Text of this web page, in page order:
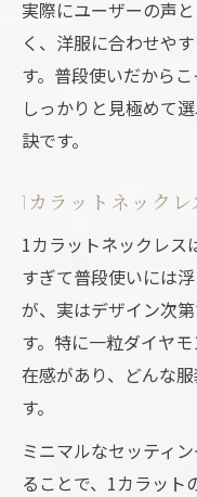
実際にユーザーの声
く、洋服に合わせや
す。普段使いだから
しっかりと見極めて
訣です。
1カラットネック
1カラットネックレス
すぎて普段使いには
が、実はデザイン次
す。特に一粒ダイヤ
在感があり、どんな
す。
ミニマルなセッティ
ることで、1カラット